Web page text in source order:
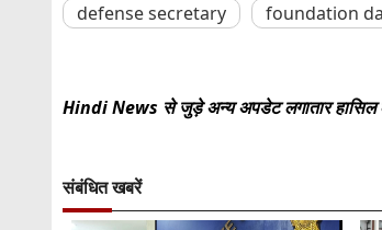
defense secretary foundation
Hindi News से जुड़े अन्य अपडेट लगातार
संबंधित खबरें